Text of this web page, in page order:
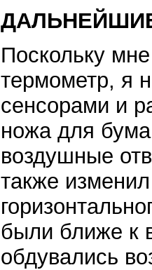
Поскольку
термометр, я
сенсорами и
ножа для
воздушные
также
были ближе к
обдувались